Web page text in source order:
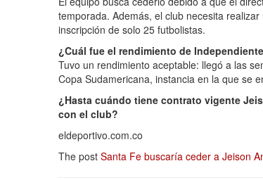
temporada. Además, el club necesita
inscripción de solo 25 futbolistas.
¿Cuál fue el rendimiento de
Tuvo un rendimiento aceptable: llegó a las
Copa Sudamericana, instancia en la que se
¿Hasta cuándo tiene contrato vigente
con el club?
eldeportivo.com.co
The post Santa Fe buscaría ceder a Jeison